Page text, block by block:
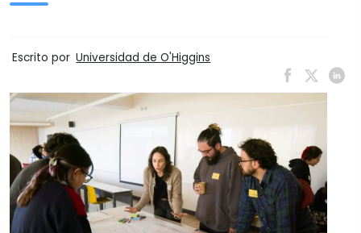
Escrito por Universidad de O'Higgins